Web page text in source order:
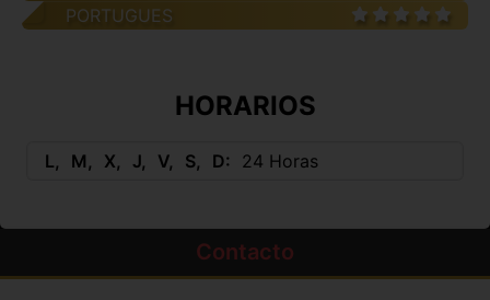
PORTUGUES
HORARIOS
L M X J V S D 24 Horas
Contacto